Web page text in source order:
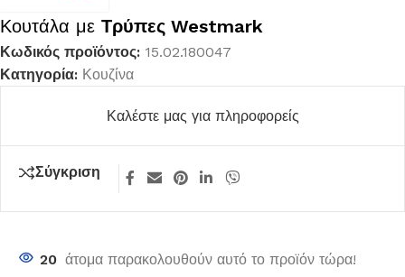
Κουτάλα με Τρύπες Westmark
Κωδικός προϊόντος: 15.02.180047
Κατηγορία: Κουζίνα
Καλέστε μας για πληροφορείς
Σύγκριση
20 άτομα παρακολουθούν αυτό το προϊόν τώρα!